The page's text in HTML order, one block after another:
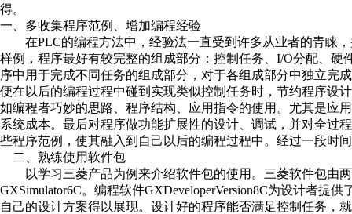
得。
一、多收集程序范例、增加编程经验
在PLC的编程方法中，经验法一直受到许多从业者的青睐，
样例，程序最好有较完整的组成部分：控制任务、I/O分配、
序中用于完成不同任务的组成部分，对于各组成部分中独立完
便在以后的编程过程中碰到实现类似控制任务时，节约程序设
如编程者巧妙的思路、程序结构、应用指令的使用。尤其是应
系统成本。最后对程序做功能扩展性的设计、调试，并对全过
些程序范例，使其融入到自己以后的编程过程中。经过一段时
二、熟练使用软件包
以学习三菱产品为例来介绍软件包的使用。三菱软件包由两
GXSimulator6C。编程软件GXDeveloperVersion8C为设计者提
自己的设计方案得以展现。设计好的程序能否满足控制任务，